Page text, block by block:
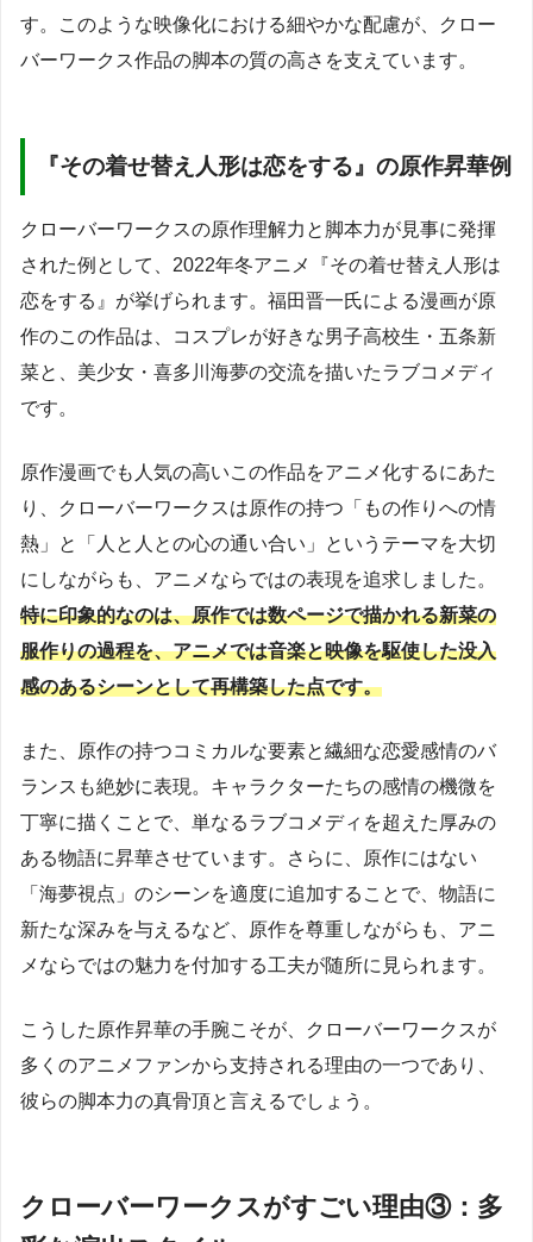
す。このような映像化における細やかな配慮が、クロー
バーワークス作品の脚本の質の高さを支えています。
『その着せ替え人形は恋をする』の原作昇華例
クローバーワークスの原作理解力と脚本力が見事に発揮
された例として、2022年冬アニメ『その着せ替え人形は
恋をする』が挙げられます。福田晋一氏による漫画が原
作のこの作品は、コスプレが好きな男子高校生・五条新
菜と、美少女・喜多川海夢の交流を描いたラブコメディ
です。
原作漫画でも人気の高いこの作品をアニメ化するにあた
り、クローバーワークスは原作の持つ「もの作りへの情
熱」と「人と人との心の通い合い」というテーマを大切
にしながらも、アニメならではの表現を追求しました。
特に印象的なのは、原作では数ページで描かれる新菜の
服作りの過程を、アニメでは音楽と映像を駆使した没入
感のあるシーンとして再構築した点です。
また、原作の持つコミカルな要素と繊細な恋愛感情のバ
ランスも絶妙に表現。キャラクターたちの感情の機微を
丁寧に描くことで、単なるラブコメディを超えた厚みの
ある物語に昇華させています。さらに、原作にはない
「海夢視点」のシーンを適度に追加することで、物語に
新たな深みを与えるなど、原作を尊重しながらも、アニ
メならではの魅力を付加する工夫が随所に見られます。
こうした原作昇華の手腕こそが、クローバーワークスが
多くのアニメファンから支持される理由の一つであり、
彼らの脚本力の真骨頂と言えるでしょう。
クローバーワークスがすごい理由③：多